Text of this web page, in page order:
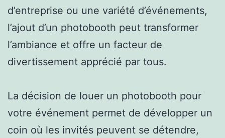
d’entreprise ou une variété d’événements,
l’ajout d’un photobooth peut transformer
l’ambiance et offre un facteur de
divertissement apprécié par tous.
La décision de louer un photobooth pour
votre événement permet de développer un
coin où les invités peuvent se détendre,